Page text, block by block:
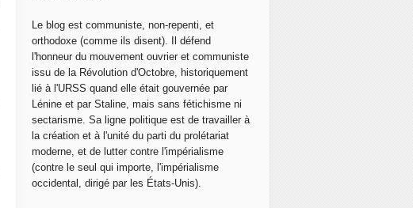
Le blog est communiste, non-repenti, et
orthodoxe (comme ils disent). Il défend
l'honneur du mouvement ouvrier et communiste
issu de la Révolution d'Octobre, historiquement
lié à l'URSS quand elle était gouvernée par
Lénine et par Staline, mais sans fétichisme ni
sectarisme. Sa ligne politique est de travailler à
la création et à l'unité du parti du prolétariat
moderne, et de lutter contre l'impérialisme
(contre le seul qui importe, l'impérialisme
occidental, dirigé par les États-Unis).